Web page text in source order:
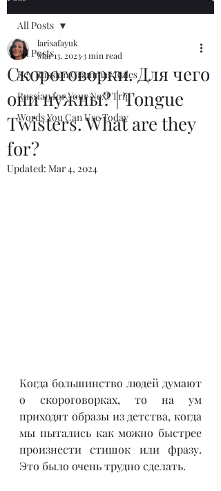
All Posts
Key Russian Grammar Rules
Russian for Your Next Trip
Words You Can Use Today
All Posts
Скороговорки. Для чего
они нужны? | Tongue
Twisters. What are they
for?
larisafayuk
Mar 13, 20233 min read
Updated: Mar 4, 2024
Когда большинство людей думают
о скороговорках, то на ум
приходят образы из детства, когда
мы пытались как можно быстрее
произнести стишок или фразу.
Это было очень трудно сделать.